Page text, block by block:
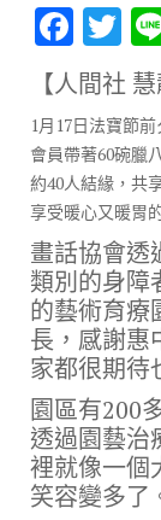
F
ac
e
b
o
o
k
T
w
it
te
r
【人間社
1月17日法寶節
會員帶著60碗臘
約40人結緣，共
享受暖心又暖胃
畫話協會透
類別的身障
的藝術育療
長，感謝惠
家都很期待
園區有200
透過園藝治
裡就像一個
笑容變多了